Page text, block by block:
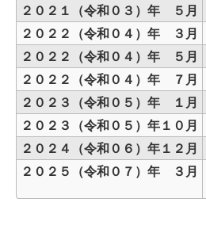
２０２１（令和０３）年 ５月
２０２２（令和０４）年 ３月
２０２２（令和０４）年 ５月
２０２２（令和０４）年 ７月
２０２３（令和０５）年 １月
２０２３（令和０５）年１０月
２０２４（令和０６）年１２月
２０２５（令和０７）年 ３月